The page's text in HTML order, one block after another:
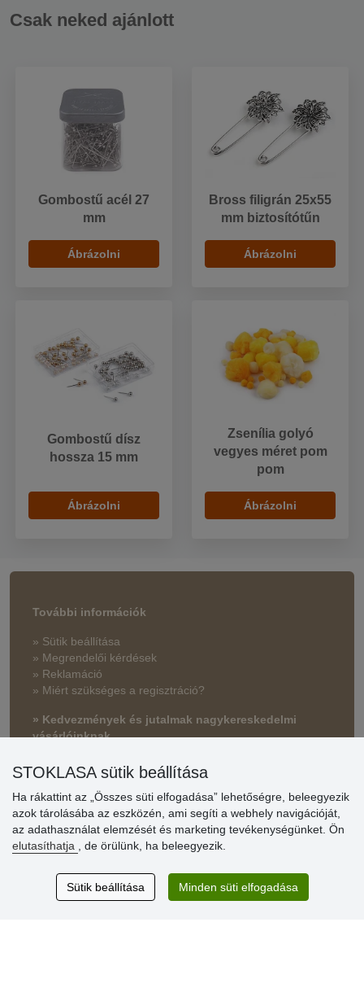
Csak neked ajánlott
Gombostű acél 27
mm
Ábrázolni
Bross filigrán 25x55
mm biztosítótűn
Ábrázolni
Gombostű dísz
hossza 15 mm
Ábrázolni
Zsenília golyó
vegyes méret pom
pom
Ábrázolni
További információk
» Sütik beállítása
» Megrendelői kérdések
» Reklamáció
» Miért szükséges a regisztráció?
» Kedvezmények és jutalmak nagykereskedelmi
vásárlóinknak
» Súgó
Vásárlók
értékelése
Excellent service
Thank you.
STOKLASA sütik beállítása
Ha rákattint az „Összes süti elfogadása” lehetőségre, beleegyezik
azok tárolásába az eszközén, ami segíti a webhely navigációját,
az adathasználat elemzését és marketing tevékenységünket. Ön
elutasíthatja
, de örülünk, ha beleegyezik.
Sütik beállítása Minden süti elfogadása